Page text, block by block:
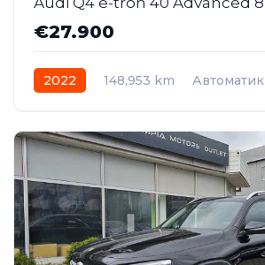
€27.900
2022 148,953 km
Автоматик